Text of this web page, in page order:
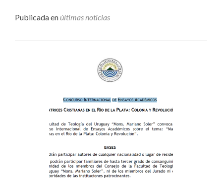
Publicada enúltimas noticias